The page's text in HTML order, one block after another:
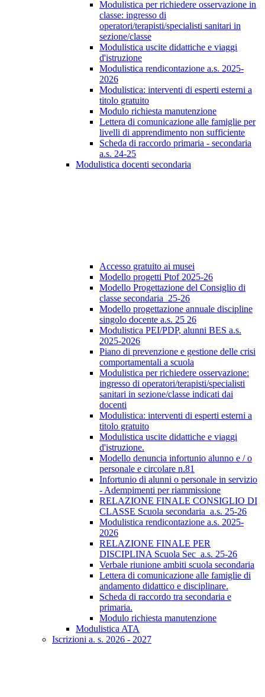
Modulistica per richiedere osservazione in
classe: ingresso di
operatori/terapisti/specialisti sanitari in
sezione/classe
Modulistica uscite didattiche e viaggi
d'istruzione
Modulistica rendicontazione a.s. 2025-
2026
Modulistica: interventi di esperti esterni a
titolo gratuito
Modulo richiesta manutenzione
Lettera di comunicazione alle famiglie per
livelli di apprendimento non sufficiente
Scheda di raccordo primaria - secondaria
a.s. 24-25
Modulistica docenti secondaria
Accesso gratuito ai musei
Modello progetti Ptof 2025-26
Modello Progettazione del Consiglio di
classe secondaria_25-26
Modello progettazione annuale discipline
singolo docente a.s. 25 26
Modulistica PEI/PDP, alunni BES a.s.
2025-2026
Piano di prevenzione e gestione delle crisi
comportamentali a scuola
Modulistica per richiedere osservazione:
ingresso di operatori/terapisti/specialisti
sanitari in sezione/classe indicati dai
docenti
Modulistica: interventi di esperti esterni a
titolo gratuito
Modulistica uscite didattiche e viaggi
d'istruzione.
Modello denuncia infortunio alunno e / o
personale e circolare n.81
Infortunio di alunni o personale in servizio
- Adempimenti per riammissione
RELAZIONE FINALE CONSIGLIO DI
CLASSE Scuola secondaria_a.s. 25-26
Modulistica rendicontazione a.s. 2025-
2026
RELAZIONE FINALE PER
DISCIPLINA Scuola Sec_a.s. 25-26
Verbale riunione ambiti scuola secondaria
Lettera di comunicazione alle famiglie di
andamento didattico e disciplinare.
Scheda di raccordo tra secondaria e
primaria.
Modulo richiesta manutenzione
Modulistica ATA
Iscrizioni a. s. 2026 - 2027